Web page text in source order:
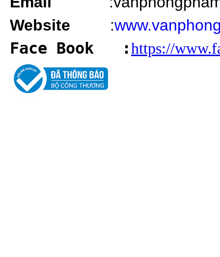
Website :
Face Book
:https://